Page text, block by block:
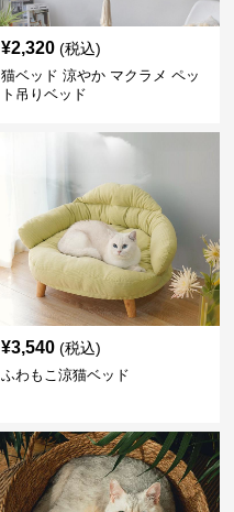
¥2,320 (税込)
猫ベッド 涼やか マクラメ ペッ
ト吊りベッド
¥3,540 (税込)
ふわもこ涼猫ベッド